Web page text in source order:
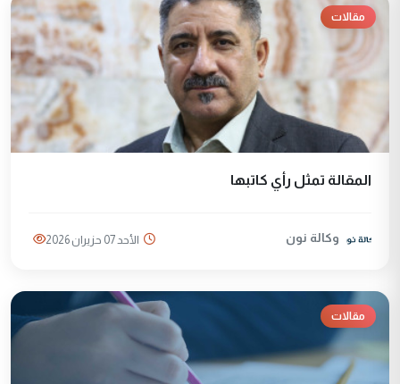
مقالات
المقالة تمثل رأي كاتبها
وكالة نون الأحد 07 حزيران 2026
مقالات